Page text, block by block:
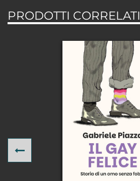
PRODOTTI CORRELATI
Previous